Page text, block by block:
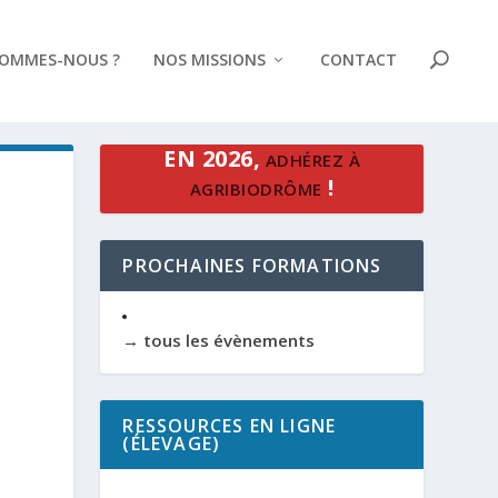
NOUS ? NOS MISSIONS CONTACT
EN 2026, ADHÉREZ À
AGRIBIODRÔME !
PROCHAINES FORMATIONS
→ tous les évènements
RESSOURCES EN LIGNE
(ÉLEVAGE)